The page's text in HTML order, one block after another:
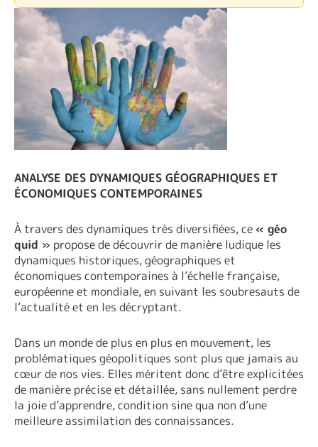
ANALYSE DES DYNAMIQUES GÉOGRAPHIQUES ET
ÉCONOMIQUES CONTEMPORAINES
À travers des dynamiques très diversifiées, ce « géo
quid » propose de découvrir de manière ludique les
dynamiques historiques, géographiques et
économiques contemporaines à l’échelle française,
européenne et mondiale, en suivant les soubresauts de
l’actualité et en les décryptant.
Dans un monde de plus en plus en mouvement, les
problématiques géopolitiques sont plus que jamais au
cœur de nos vies. Elles méritent donc d’être explicitées
de manière précise et détaillée, sans nullement perdre
la joie d’apprendre, condition sine qua non d’une
meilleure assimilation des connaissances.